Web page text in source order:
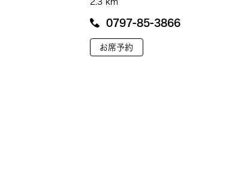
2.3 km
0797-85-3866
お席予約